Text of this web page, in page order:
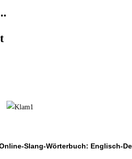
Slang-Wör­ter­buch: Englisch-